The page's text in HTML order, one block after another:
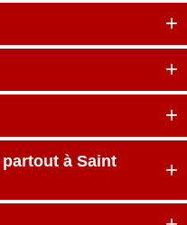
à Saint